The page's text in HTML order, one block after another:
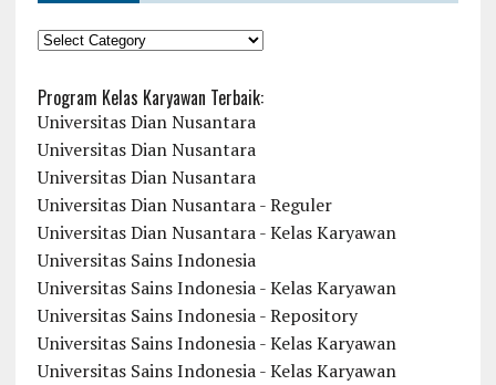
KATEGORI
Program Kelas Karyawan Terbaik:
Universitas Dian Nusantara
Universitas Dian Nusantara
Universitas Dian Nusantara
Universitas Dian Nusantara - Reguler
Universitas Dian Nusantara - Kelas Karyawan
Universitas Sains Indonesia
Universitas Sains Indonesia - Kelas Karyawan
Universitas Sains Indonesia - Repository
Universitas Sains Indonesia - Kelas Karyawan
Universitas Sains Indonesia - Kelas Karyawan